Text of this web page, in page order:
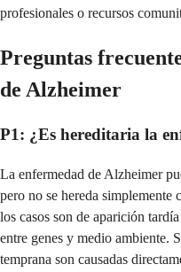
profesionales o recursos
Preguntas
de Alzheimer
P1: ¿Es hereditaria la
La enfermedad de Alzheimer
pero no se hereda simplemente
los casos son de aparición
entre genes y medio ambiente.
temprana son causadas